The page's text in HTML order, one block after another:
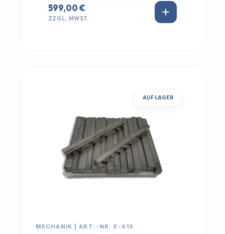
599,00 €
ZZGL. MWST.
AUF LAGER
MECHANIK | ART.-NR: E-613